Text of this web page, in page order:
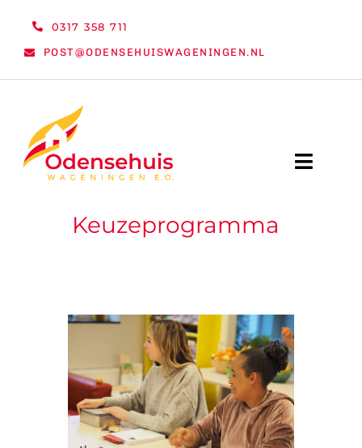
0317 358 711
POST@ODENSEHUISWAGENINGEN.NL
Toggle
WELKOM
VRIJWILLIGERS & STAGIAIRES
Keuzeprogramma